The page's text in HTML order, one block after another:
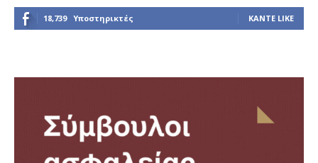
18,739 Υποστηρικτές ΚΆΝΤΕ LIKE